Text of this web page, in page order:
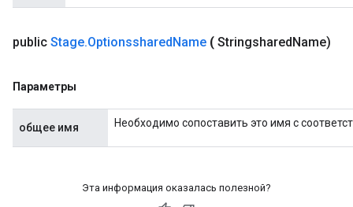
public Stage.OptionssharedName ( StringsharedName)
Параметры
общее имя Необходимо сопоставить это имя с
Эта информация оказалась полезной?